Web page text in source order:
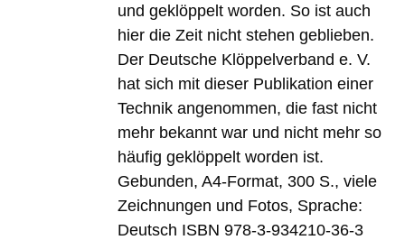
und geklöppelt worden. So ist auch
hier die Zeit nicht stehen geblieben.
Der Deutsche Klöppelverband e. V.
hat sich mit dieser Publikation einer
Technik angenommen, die fast nicht
mehr bekannt war und nicht mehr so
häufig geklöppelt worden ist.
Gebunden, A4-Format, 300 S., viele
Zeichnungen und Fotos, Sprache:
Deutsch ISBN 978-3-934210-36-3